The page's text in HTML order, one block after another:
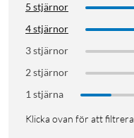
5 stjärnor
4 stjärnor
3 stjärnor
2 stjärnor
1 stjärna
Klicka ovan för att filtrera